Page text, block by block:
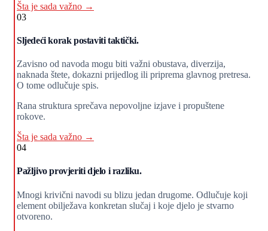
Šta je sada važno →
03
Sljedeći korak postaviti taktički.
Zavisno od navoda mogu biti važni obustava, diverzija,
naknada štete, dokazni prijedlog ili priprema glavnog pretresa.
O tome odlučuje spis.
Rana struktura sprečava nepovoljne izjave i propuštene
rokove.
Šta je sada važno →
04
Pažljivo provjeriti djelo i razliku.
Mnogi krivični navodi su blizu jedan drugome. Odlučuje koji
element obilježava konkretan slučaj i koje djelo je stvarno
otvoreno.